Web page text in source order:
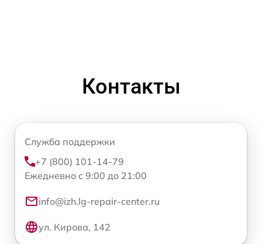
Контакты
Служба поддержки
+7 (800) 101-14-79
Ежедневно с 9:00 до 21:00
info@izh.lg-repair-center.ru
ул. Кирова, 142